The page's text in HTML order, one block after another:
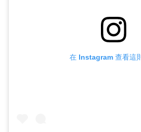
在 Instagram 查看這